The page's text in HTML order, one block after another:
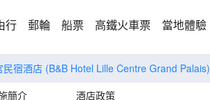
行 郵輪 船票 高鐵火車票 當地體驗
民宿酒店 (B&B Hotel Lille Centre Grand Palais)
簡介 酒店政策